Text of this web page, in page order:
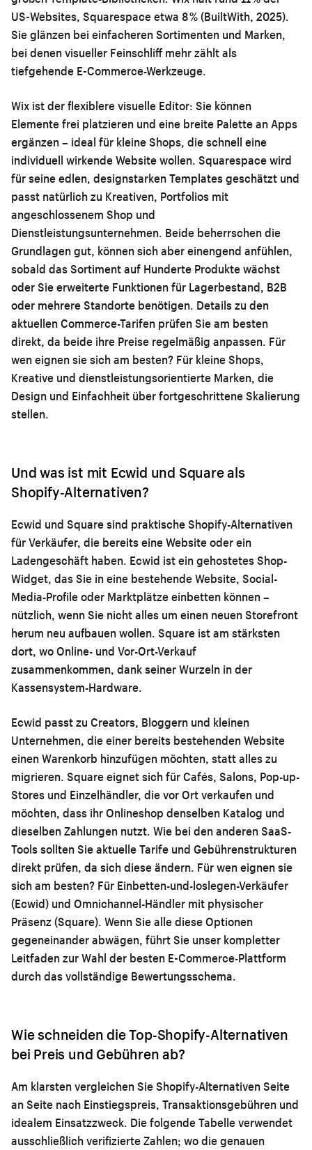
US-Websites, Squarespace etwa 8 % (BuiltWith, 2025).
Sie glänzen bei einfacheren Sortimenten und Marken,
bei denen visueller Feinschliff mehr zählt als
tiefgehende E-Commerce-Werkzeuge.
Wix ist der flexiblere visuelle Editor: Sie können
Elemente frei platzieren und eine breite Palette an Apps
ergänzen – ideal für kleine Shops, die schnell eine
individuell wirkende Website wollen. Squarespace wird
für seine edlen, designstarken Templates geschätzt und
passt natürlich zu Kreativen, Portfolios mit
angeschlossenem Shop und
Dienstleistungsunternehmen. Beide beherrschen die
Grundlagen gut, können sich aber einengend anfühlen,
sobald das Sortiment auf Hunderte Produkte wächst
oder Sie erweiterte Funktionen für Lagerbestand, B2B
oder mehrere Standorte benötigen. Details zu den
aktuellen Commerce-Tarifen prüfen Sie am besten
direkt, da beide ihre Preise regelmäßig anpassen. Für
wen eignen sie sich am besten? Für kleine Shops,
Kreative und dienstleistungsorientierte Marken, die
Design und Einfachheit über fortgeschrittene Skalierung
stellen.
Und was ist mit Ecwid und Square als
Shopify-Alternativen?
Ecwid und Square sind praktische Shopify-Alternativen
für Verkäufer, die bereits eine Website oder ein
Ladengeschäft haben. Ecwid ist ein gehostetes Shop-
Widget, das Sie in eine bestehende Website, Social-
Media-Profile oder Marktplätze einbetten können –
nützlich, wenn Sie nicht alles um einen neuen Storefront
herum neu aufbauen wollen. Square ist am stärksten
dort, wo Online- und Vor-Ort-Verkauf
zusammenkommen, dank seiner Wurzeln in der
Kassensystem-Hardware.
Ecwid passt zu Creators, Bloggern und kleinen
Unternehmen, die einer bereits bestehenden Website
einen Warenkorb hinzufügen möchten, statt alles zu
migrieren. Square eignet sich für Cafés, Salons, Pop-up-
Stores und Einzelhändler, die vor Ort verkaufen und
möchten, dass ihr Onlineshop denselben Katalog und
dieselben Zahlungen nutzt. Wie bei den anderen SaaS-
Tools sollten Sie aktuelle Tarife und Gebührenstrukturen
direkt prüfen, da sich diese ändern. Für wen eignen sie
sich am besten? Für Einbetten-und-loslegen-Verkäufer
(Ecwid) und Omnichannel-Händler mit physischer
Präsenz (Square). Wenn Sie alle diese Optionen
gegeneinander abwägen, führt Sie unser kompletter
Leitfaden zur Wahl der besten E-Commerce-Plattform
durch das vollständige Bewertungsschema.
Wie schneiden die Top-Shopify-Alternativen
bei Preis und Gebühren ab?
Am klarsten vergleichen Sie Shopify-Alternativen Seite
an Seite nach Einstiegspreis, Transaktionsgebühren und
idealem Einsatzzweck. Die folgende Tabelle verwendet
ausschließlich verifizierte Zahlen; wo die genauen